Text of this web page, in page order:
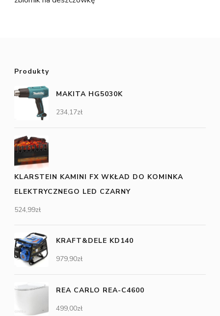
Produkty
MAKITA HG5030K
234,17zł
KLARSTEIN KAMINI FX WKŁAD DO KOMINKA
ELEKTRYCZNEGO LED CZARNY
524,99zł
KRAFT&DELE KD140
979,90zł
REA CARLO REA-C4600
499,00zł